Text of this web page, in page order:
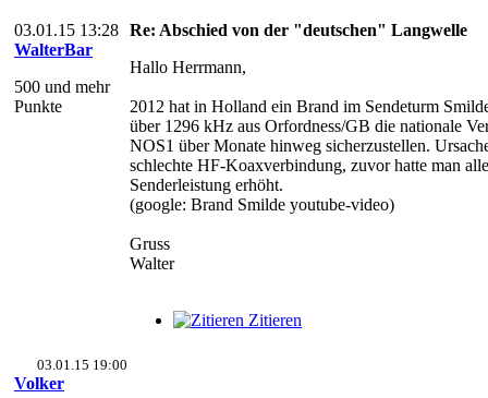
03.01.15 13:28
WalterBar
500 und mehr
Punkte
Re: Abschied von der "deutschen" Langwelle
Hallo Herrmann,
2012 hat in Holland ein Brand im Sendeturm
über 1296 kHz aus Orfordness/GB die nationale
NOS1 über Monate hinweg sicherzustellen.
schlechte HF-Koaxverbindung, zuvor hatte man
Senderleistung erhöht.
(google: Brand Smilde youtube-video)
Gruss
Walter
Zitieren
03.01.15 19:00
Volker